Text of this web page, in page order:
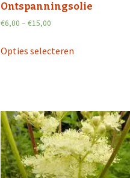
Ontspanningsolie
€6,00 – €15,00
Opties selecteren